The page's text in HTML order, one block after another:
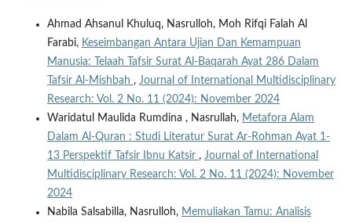
Ahmad Ahsanul Khuluq, Nasrulloh, Moh Rifqi Falah Al
Farabi, Keseimbangan Antara Ujian Dan Kemampuan
Manusia: Telaah Tafsir Surat Al-Baqarah Ayat 286 Dalam
Tafsir Al-Mishbah , Journal of International Multidisciplinary
Research: Vol. 2 No. 11 (2024): November 2024
Waridatul Maulida Rumdina , Nasrullah, Metafora Alam
Dalam Al-Quran : Studi Literatur Surat Ar-Rohman Ayat 1-
13 Perspektif Tafsir Ibnu Katsir , Journal of International
Multidisciplinary Research: Vol. 2 No. 11 (2024): November
2024
Nabila Salsabilla, Nasrulloh, Memuliakan Tamu: Analisis